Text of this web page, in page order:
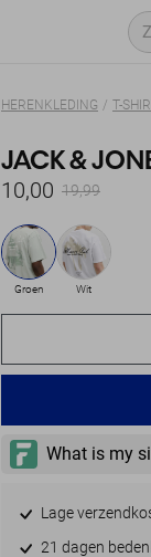
HERENKLEDING T-
JACK &
10,00 19,99
Groen Wit
Lage
21 dagen